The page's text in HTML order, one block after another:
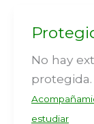
No hay
protegida.
estudiar